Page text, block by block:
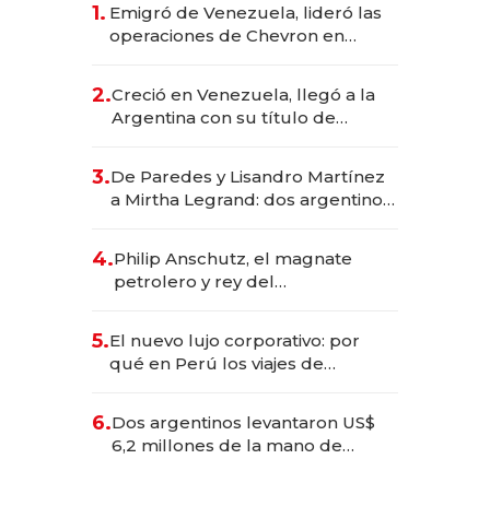
1. Emigró de Venezuela, lideró las
operaciones de Chevron en
2.Creció en Venezuela, llegó a la
Argentina con su título de
las marcas "fast premium"
3.De Paredes y Lisandro Martínez
a Mirtha Legrand: dos argentinos
4.Philip Anschutz, el magnate
petrolero y rey del
Fénix
5.El nuevo lujo corporativo: por
qué en Perú los viajes de
para convertirse en experiencias
transformadoras
6.Dos argentinos levantaron US$
6,2 millones de la mano de